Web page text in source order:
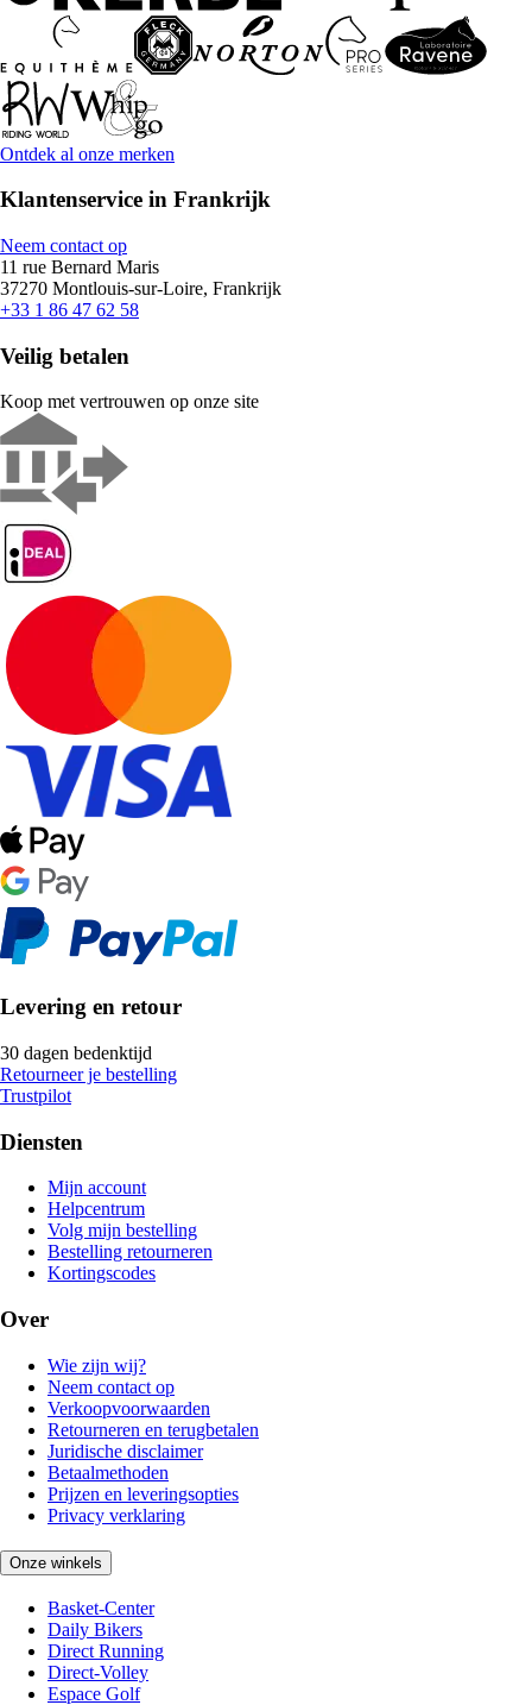
Ontdek al onze merken
Klantenservice in Frankrijk
Neem contact op
11 rue Bernard Maris
37270 Montlouis-sur-Loire, Frankrijk
+33 1 86 47 62 58
Veilig betalen
Koop met vertrouwen op onze site
Levering en retour
30 dagen bedenktijd
Retourneer je bestelling
Trustpilot
Diensten
Mijn account
Helpcentrum
Volg mijn bestelling
Bestelling retourneren
Kortingscodes
Over
Wie zijn wij?
Neem contact op
Verkoopvoorwaarden
Retourneren en terugbetalen
Juridische disclaimer
Betaalmethoden
Prijzen en leveringsopties
Privacy verklaring
Onze winkels
Basket-Center
Daily Bikers
Direct Running
Direct-Volley
Espace Golf